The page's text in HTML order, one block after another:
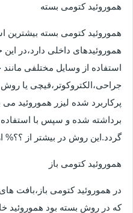
هموروئید کتومی بسته
هموروئید کتومی بسته بیشترین
هموروئیدهای داخلی دارد،در این
استفاده از وسایل مختلفی
جراحی،الکتروکوتر،قیچی یا
پرکاربرد شده لیزر هموروئید
برداشته شده و سپس با
گردد.این روش در بیشتر از ؟؟%
هموروئید کتومی باز
در هموروئید کتومی باز،بافت
که در روش بسته بود هموروئید